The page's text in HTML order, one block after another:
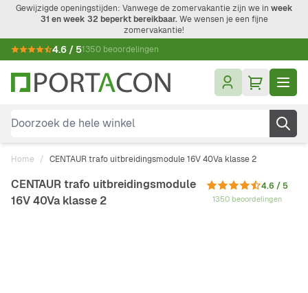
Ga naar de inhoud
Gewijzigde openingstijden: Vanwege de zomervakantie zijn we in week
31 en week 32 beperkt bereikbaar.We wensen je een fijne
zomervakantie!
4.6 / 51350 beoordelingen
Doorzoek de hele winkel
Home / CENTAUR trafo uitbreidingsmodule 16V 40Va klasse 2
CENTAUR trafo uitbreidingsmodule
16V 40Va klasse 2
4.6 / 5
1350 beoordelingen